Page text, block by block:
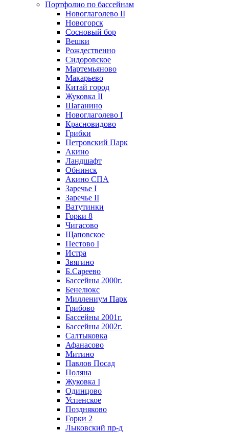
Портфолио по бассейнам
Новоглаголево II
Новогорск
Сосновый бор
Вешки
Рождественно
Сидоровское
Мартемьяново
Макарьево
Китай город
Жуковка II
Шаганино
Новоглаголево I
Красновидово
Грибки
Петровский Парк
Акино
Ландшафт
Обнинск
Акино СПА
Заречье I
Заречье II
Ватутинки
Горки 8
Чигасово
Щаповское
Пестово I
Истра
Звягино
Б.Сареево
Бассейны 2000г.
Бенелюкс
Миллениум Парк
Грибово
Бассейны 2001г.
Бассейны 2002г.
Салтыковка
Афанасово
Митино
Павлов Посад
Поляна
Жуковка I
Одинцово
Успенское
Поздняково
Горки 2
Лыковский пр-д